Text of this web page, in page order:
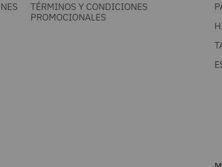
TÉRMINOS Y CONDICIONES
PROMOCIONALES